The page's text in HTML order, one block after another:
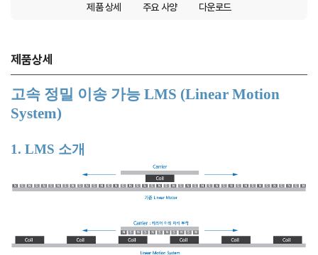
제품 상세 주요 사양 다운로드
제품상세
고속 정밀 이송 가능 LMS (Linear Motion
System)
1. LMS 소개